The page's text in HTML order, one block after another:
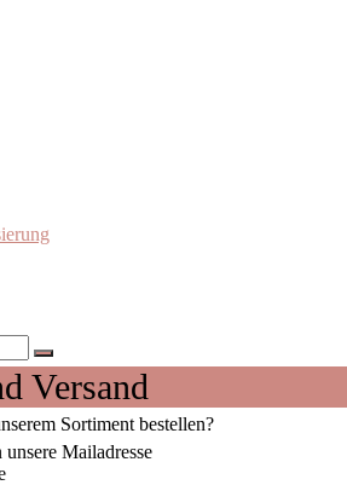
Versand
Sortiment bestellen?
Mailadresse